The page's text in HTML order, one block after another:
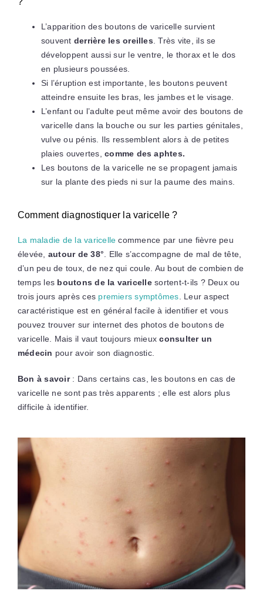
L’apparition des boutons de varicelle survient
souvent derrière les oreilles . Très vite, ils se
développent aussi sur le ventre, le thorax et le dos
en plusieurs poussées.
Si l’éruption est importante, les boutons peuvent
atteindre ensuite les bras, les jambes et le visage.
L’enfant ou l’adulte peut même avoir des boutons de
varicelle dans la bouche ou sur les parties génitales,
vulve ou pénis. Ils ressemblent alors à de petites
plaies ouvertes,comme des aphtes.
Les boutons de la varicelle ne se propagent jamais
sur la plante des pieds ni sur la paume des mains.
Comment diagnostiquer la varicelle ?
La maladie de la varicelle commence par une fièvre peu
élevée, autour de 38° . Elle s’accompagne de mal de tête,
d’un peu de toux, de nez qui coule. Au bout de combien de
temps les boutons de la varicellesortent-t-ils ? Deux ou
trois jours après ces premiers symptômes . Leur aspect
caractéristique est en général facile à identifier et vous
pouvez trouver sur internet des photos de boutons de
varicelle. Mais il vaut toujours mieuxconsulter un
médecin pour avoir son diagnostic.
Bon à savoir: Dans certains cas, les boutons en cas de
varicelle ne sont pas très apparents ; elle est alors plus
difficile à identifier.